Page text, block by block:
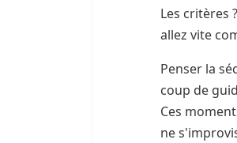
Les critères
allez vite
Penser la
coup de
Ces
ne